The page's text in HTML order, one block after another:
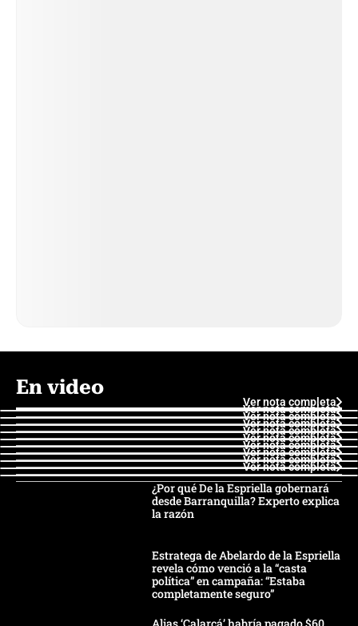
En video
Ver nota completa
Ver nota completa
Ver nota completa
Ver nota completa
Ver nota completa
Ver nota completa
Ver nota completa
Ver nota completa
Ver nota completa
Ver nota completa
¿Por qué De la Espriella gobernará
desde Barranquilla? Experto explica
la razón
Estratega de Abelardo de la Espriella
revela cómo venció a la “casta
política” en campaña: “Estaba
completamente seguro”